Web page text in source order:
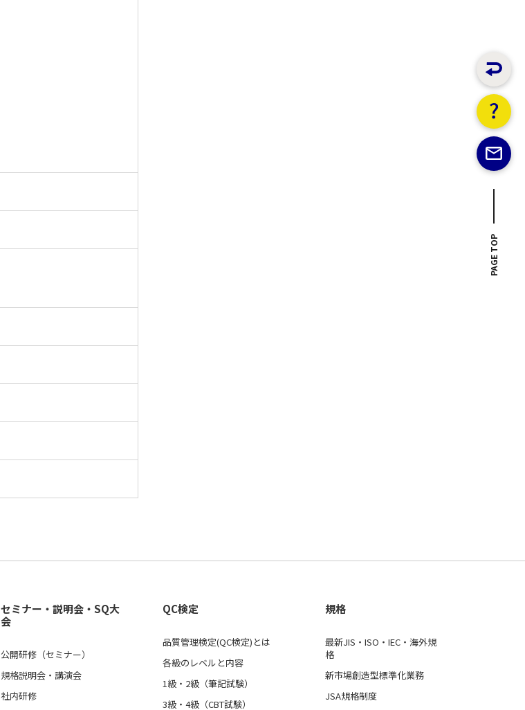
セミナー・説明会・SQ大
会
公開研修（セミナー）
規格説明会・講演会
社内研修
QC検定
品質管理検定(QC検定)とは
各級のレベルと内容
1級・2級（筆記試験）
3級・4級（CBT試験）
規格
最新JIS・ISO・IEC・海外規
格
新市場創造型標準化業務
JSA規格制度
PAGE TOP